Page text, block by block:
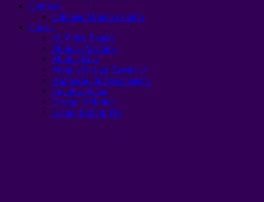
Combos
Ultimate Motion Combo
Cursos
IA Video Expert
Motion+Machine
Motion Boss
Motion Design Essencial
Animação de Personagens
Frame a Frame
Design 4 Motion
Liquid Motion Pro